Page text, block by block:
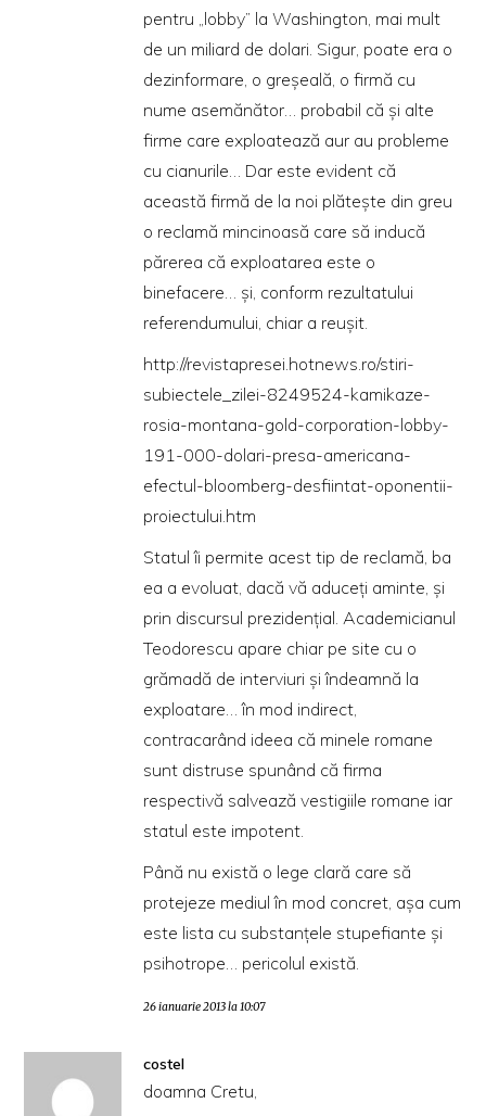
pentru „lobby” la Washington, mai mult
de un miliard de dolari. Sigur, poate era o
dezinformare, o greşeală, o firmă cu
nume asemănător… probabil că şi alte
firme care exploatează aur au probleme
cu cianurile… Dar este evident că
această firmă de la noi plăteşte din greu
o reclamă mincinoasă care să inducă
părerea că exploatarea este o
binefacere… şi, conform rezultatului
referendumului, chiar a reuşit.
http://revistapresei.hotnews.ro/stiri-
subiectele_zilei-8249524-kamikaze-
rosia-montana-gold-corporation-lobby-
191-000-dolari-presa-americana-
efectul-bloomberg-desfiintat-oponentii-
proiectului.htm
Statul îi permite acest tip de reclamă, ba
ea a evoluat, dacă vă aduceţi aminte, şi
prin discursul prezidenţial. Academicianul
Teodorescu apare chiar pe site cu o
grămadă de interviuri şi îndeamnă la
exploatare… în mod indirect,
contracarând ideea că minele romane
sunt distruse spunând că firma
respectivă salvează vestigiile romane iar
statul este impotent.
Până nu există o lege clară care să
protejeze mediul în mod concret, aşa cum
este lista cu substanţele stupefiante şi
psihotrope… pericolul există.
26 ianuarie 2013 la 10:07
costel
doamna Cretu,